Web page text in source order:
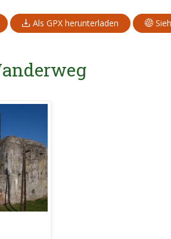
Als GPX herunterladen